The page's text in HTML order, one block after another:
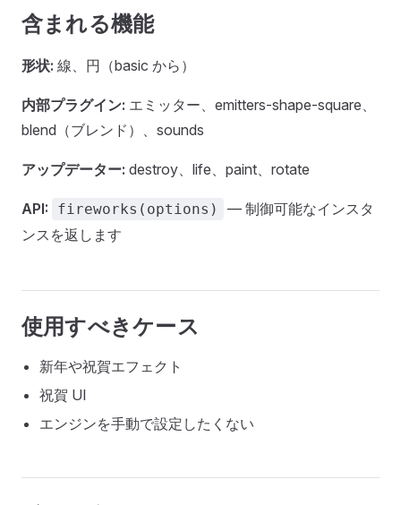
含まれる機能
形状: 線、円（basic から）
内部プラグイン: エミッター、emitters-shape-square、
blend（ブレンド）、sounds
アップデーター: destroy、life、paint、rotate
API: fireworks(options)
— 制御可能なインスタ
ンスを返します
使用すべきケース
新年や祝賀エフェクト
祝賀 UI
エンジンを手動で設定したくない